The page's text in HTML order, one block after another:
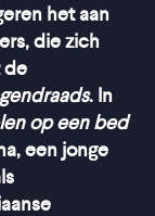
het aan
die zich
de
. In
op een bed
een jonge